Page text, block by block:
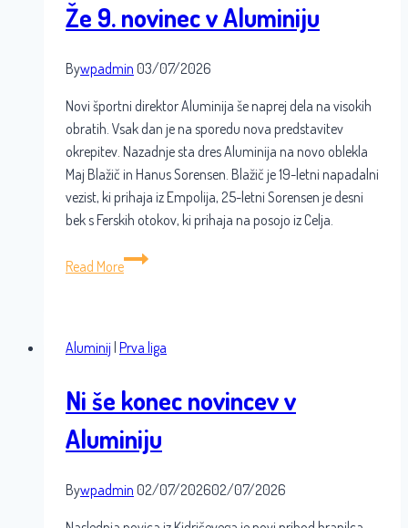
Že 9. novinec v Aluminiju
Bywpadmin 03/07/2026
Novi športni direktor Aluminija še naprej dela na visokih
obratih. Vsak dan je na sporedu nova predstavitev
okrepitev. Nazadnje sta dres Aluminija na novo oblekla
Maj Blažič in Hanus Sorensen. Blažič je 19-letni napadalni
vezist, ki prihaja iz Empolija, 25-letni Sorensen je desni
bek s Ferskih otokov, ki prihaja na posojo iz Celja.
Read More
Že
9.
Aluminiju
Aluminij Prva liga
Ni še konec novincev v
Aluminiju
Bywpadmin 02/07/202602/07/2026